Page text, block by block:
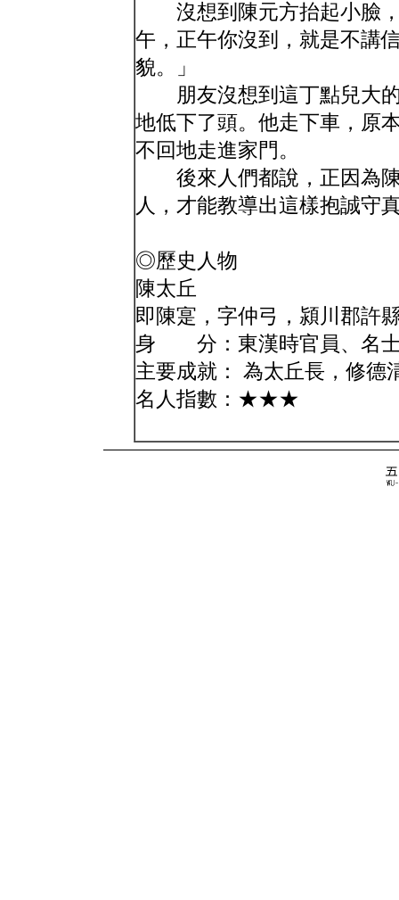
沒想到陳元方抬起小臉，
午，正午你沒到，就是不講
貌。」
朋友沒想到這丁點兒大的
地低下了頭。他走下車，原
不回地走進家門。
後來人們都說，正因為陳
人，才能教導出這樣抱誠守
◎歷史人物
陳太丘
即陳寔，字仲弓，潁川郡許
身 分：東漢時官員、名
主要成就： 為太丘長，修德
名人指數：★★★